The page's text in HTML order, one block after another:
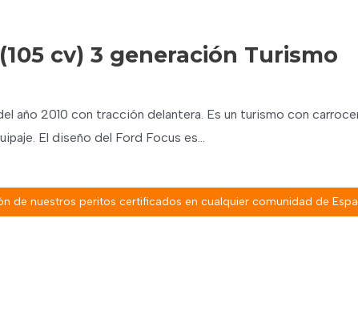
€.
cv) 3 generación Turismo
año 2010 con tracción delantera. Es un turismo con
El diseño del Ford Focus es…
de nuestros peritos certificados en cualquier comunidad de